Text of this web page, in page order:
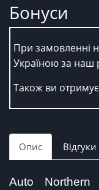
Бонуси
При замовленні
Україною за наш
Також ви
Опис
Auto Northern